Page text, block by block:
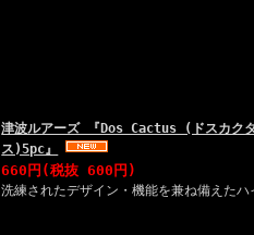
津波ルアーズ 『Dos Cactus (ドスカ
ス)5pc』
660円 (税抜 600円)
洗練されたデザイン・機能を兼ね備えた